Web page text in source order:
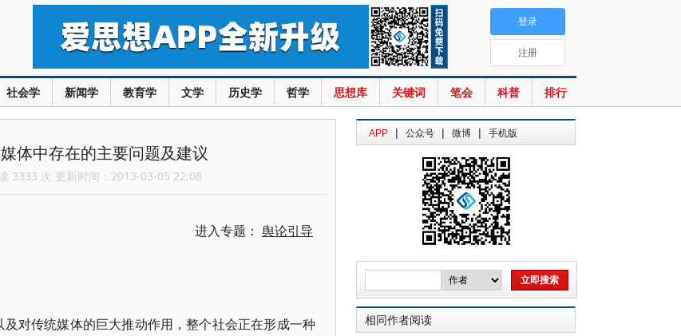
社会学 新闻学 教育学 文学 历史学 哲学 思想库 关键词 笔会 科普 排行
登录
注册
体中存在的主要问题及建议
3333 次 更新时间：2013-03-05 22:08
进入专题： 舆论引导
对传统媒体的巨大推动作用，整个社会正在形成一种
APP | 公众号 | 微博 | 手机版
相同作者阅读